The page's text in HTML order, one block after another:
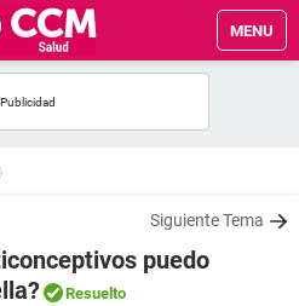
MENU
Siguiente Tema
puedo
Resuelto